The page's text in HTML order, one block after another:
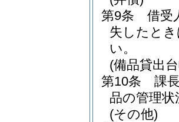
第9条
借受
失したと
い。
(備品貸出
第10条
課
品の管理
(その他)